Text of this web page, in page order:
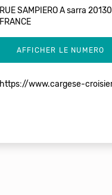
RUE SAMPIERO A sarra
FRANCE
0784832946
AFFICHER LE NUMERO
https://www.cargese-